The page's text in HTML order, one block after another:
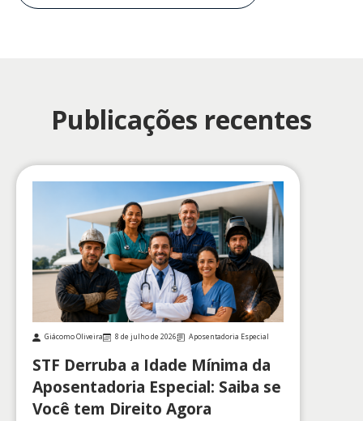
Publicações recentes
Giácomo Oliveira 8 de julho de 2026 Aposentadoria Especial
STF Derruba a Idade Mínima da
Aposentadoria Especial: Saiba se
Você tem Direito Agora